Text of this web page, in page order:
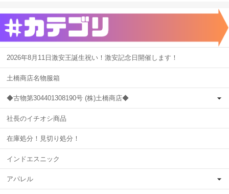
2026年8月11日激安王誕生祝い！激安記念日開催します！
土橋商店名物服箱
◆古物第304401308190号 (株)土橋商店◆
社長のイチオシ商品
在庫処分！見切り処分！
インドエスニック
アパレル